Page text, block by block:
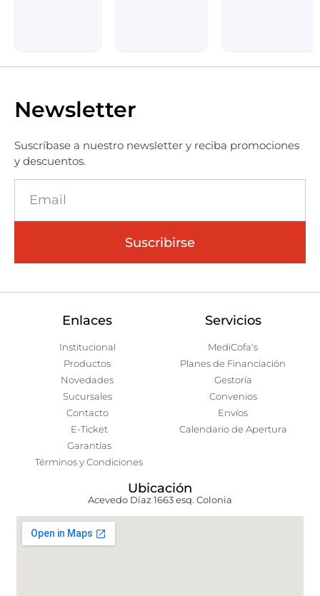
Newsletter
Suscríbase a nuestro newsletter y reciba promociones
y descuentos.
Suscribirse
Enlaces
Institucional
Productos
Novedades
Sucursales
Contacto
E-Ticket
Garantías
Términos y Condiciones
Servicios
MediCofa's
Planes de Financiación
Gestoría
Convenios
Envíos
Calendario de Apertura
Ubicación
Acevedo Díaz 1663 esq. Colonia